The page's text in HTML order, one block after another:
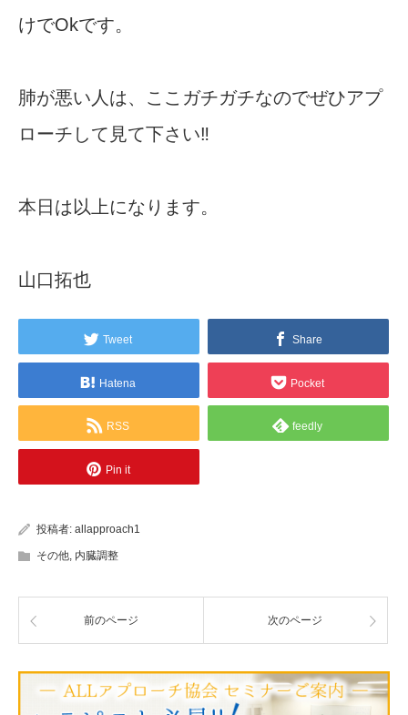
けでOkです。
肺が悪い人は、ここガチガチなのでぜひアプ
ローチして見て下さい‼︎
本日は以上になります。
山口拓也
Tweet Share
Hatena Pocket
RSS feedly
Pin it
投稿者: allapproach1
その他, 内臓調整
前のページ 次のページ